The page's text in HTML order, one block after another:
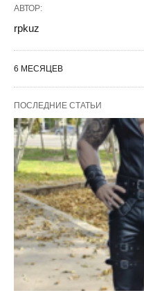
АВТОР:
rpkuz
6 МЕСЯЦЕВ
ПОСЛЕДНИЕ СТАТЬИ